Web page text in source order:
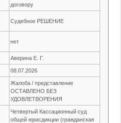
договору
Судебное РЕШЕНИЕ
нет
Аверина Е. Г.
08.07.2026
Жалоба / представление
ОСТАВЛЕНО БЕЗ
УДОВЛЕТВОРЕНИЯ
Четвертый Кассационный суд
общей юрисдикции (гражданская